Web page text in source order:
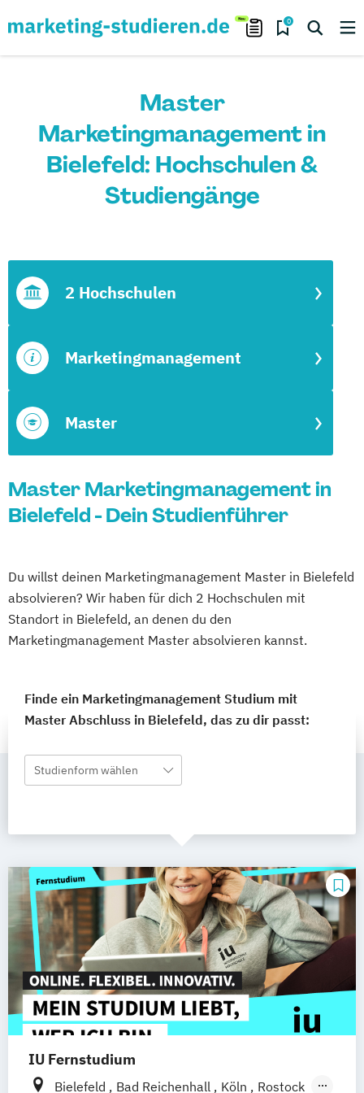
0
Master
Marketingmanagement in
Bielefeld: Hochschulen &
Studiengänge
Master
Marketingmanagement
2 Hochschulen
Master Marketingmanagement in
Bielefeld - Dein Studienführer
Du willst deinen Marketingmanagement Master in Bielefeld
absolvieren? Wir haben für dich 2 Hochschulen mit
Standort in Bielefeld, an denen du den
Marketingmanagement Master absolvieren kannst.
Finde ein Marketingmanagement Studium mit
Master Abschluss in Bielefeld, das zu dir passt:
Studienform wählen
IU Fernstudium
Bielefeld Bad Reichenhall Köln
Rostock